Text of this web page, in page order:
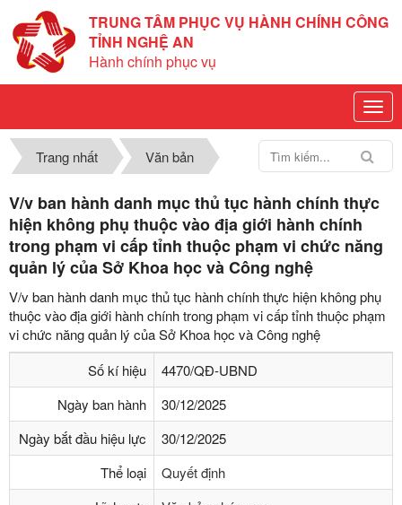
TRUNG TÂM PHỤC VỤ HÀNH CHÍNH CÔNG
TỈNH NGHỆ AN
Hành chính phục vụ
Trang nhất Văn bản
V/v ban hành danh mục thủ tục hành chính thực
hiện không phụ thuộc vào địa giới hành chính
trong phạm vi cấp tỉnh thuộc phạm vi chức năng
quản lý của Sở Khoa học và Công nghệ
V/v ban hành danh mục thủ tục hành chính thực hiện không phụ
thuộc vào địa giới hành chính trong phạm vi cấp tỉnh thuộc phạm
vi chức năng quản lý của Sở Khoa học và Công nghệ
Số kí hiệu
4470/QĐ-UBND
Ngày ban hành
30/12/2025
Ngày bắt đầu hiệu lực
30/12/2025
Thể loại
Quyết định